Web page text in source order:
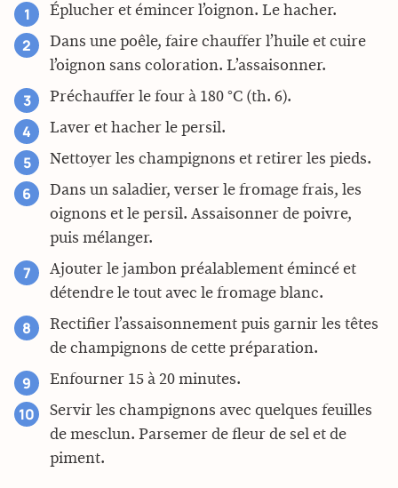
Éplucher et émincer l’oignon. Le hacher.
Dans une poêle, faire chauffer l’huile et cuire
l’oignon sans coloration. L’assaisonner.
Préchauffer le four à 180 °C (th. 6).
Laver et hacher le persil.
Nettoyer les champignons et retirer les pieds.
Dans un saladier, verser le fromage frais, les
oignons et le persil. Assaisonner de poivre,
puis mélanger.
Ajouter le jambon préalablement émincé et
détendre le tout avec le fromage blanc.
Rectifier l’assaisonnement puis garnir les têtes
de champignons de cette préparation.
Enfourner 15 à 20 minutes.
Servir les champignons avec quelques feuilles
de mesclun. Parsemer de fleur de sel et de
piment.